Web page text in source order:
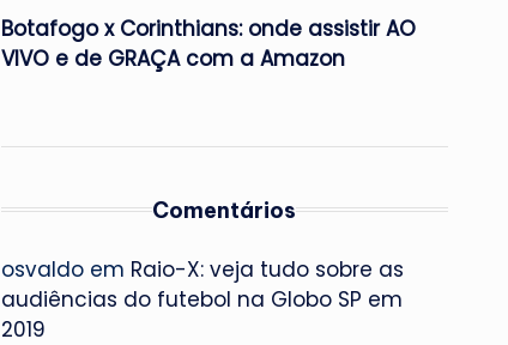
Botafogo x Corinthians: onde assistir AO
VIVO e de GRAÇA com a Amazon
Comentários
osvaldoem Raio-X: veja tudo sobre as
audiências do futebol na Globo SP em
2019